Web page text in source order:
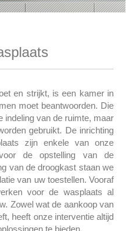
en strijkt, is een kamer in
moet beantwoorden. Die
indeling van de ruimte, maar
gebruikt. De inrichting
zijn enkele van onze
voor de opstelling van de
van de droogkast staan we
van uw toestellen. Vooraf
voor de wasplaats al
Zowel wat de aankoop van
heeft onze interventie altijd
te bieden.